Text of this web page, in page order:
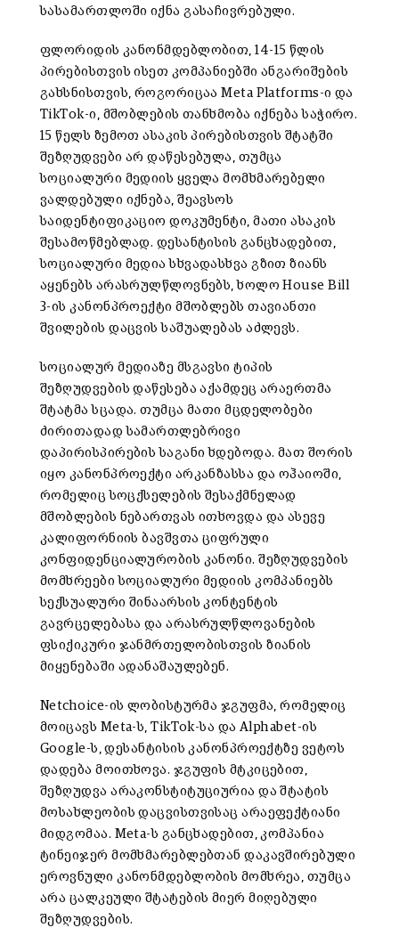
სასამართლოში იქნა გასაჩივრებული.
ფლორიდის კანონმდებლობით, 14-15 წლის
პირებისთვის ისეთ კომპანიებში ანგარიშების
გახსნისთვის, როგორიცაა Meta Platforms-ი და
TikTok-ი, მშობლების თანხმობა იქნება საჭირო.
15 წელს ზემოთ ასაკის პირებისთვის შტატში
შეზღუდვები არ დაწესებულა, თუმცა
სოციალური მედიის ყველა მომხმარებელი
ვალდებული იქნება, შეავსოს
საიდენტიფიკაციო დოკუმენტი, მათი ასაკის
შესამოწმებლად. დესანტისის განცხადებით,
სოციალური მედია სხვადასხვა გზით ზიანს
აყენებს არასრულწლოვნებს, ხოლო House Bill
3-ის კანონპროექტი მშობლებს თავიანთი
შვილების დაცვის საშუალებას აძლევს.
სოციალურ მედიაზე მსგავსი ტიპის
შეზღუდვების დაწესება აქამდეც არაერთმა
შტატმა სცადა. თუმცა მათი მცდელობები
ძირითადად სამართლებრივი
დაპირისპირების საგანი ხდებოდა. მათ შორის
იყო კანონპროექტი არკანზასსა და ოჰაიოში,
რომელიც სოცქსელების შესაქმნელად
მშობლების ნებართვას ითხოვდა და ასევე
კალიფორნიის ბავშვთა ციფრული
კონფიდენციალურობის კანონი. შეზღუდვების
მომხრეები სოციალური მედიის კომპანიებს
სექსუალური შინაარსის კონტენტის
გავრცელებასა და არასრულწლოვანების
ფსიქიკური ჯანმრთელობისთვის ზიანის
მიყენებაში ადანაშაულებენ.
Netchoice-ის ლობისტურმა ჯგუფმა, რომელიც
მოიცავს Meta-ს, TikTok-სა და Alphabet-ის
Google-ს, დესანტისის კანონპროექტზე ვეტოს
დადება მოითხოვა. ჯგუფის მტკიცებით,
შეზღუდვა არაკონსტიტუციურია და შტატის
მოსახლეობის დაცვისთვისაც არაეფექტიანი
მიდგომაა. Meta-ს განცხადებით, კომპანია
ტინეიჯერ მომხმარებლებთან დაკავშირებული
ეროვნული კანონმდებლობის მომხრეა, თუმცა
არა ცალკეული შტატების მიერ მიღებული
შეზღუდვების.